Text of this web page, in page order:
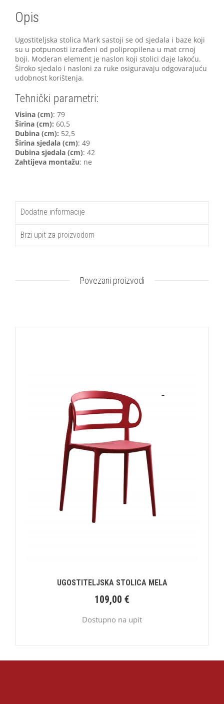
Opis
Ugostiteljska stolica Mark sastoji se od sjedala i baze koji
su u potpunosti izrađeni od polipropilena u mat crnoj
boji. Moderan element je naslon koji stolici daje lakoću.
Široko sjedalo i nasloni za ruke osiguravaju odgovarajuću
udobnost korištenja.
Tehnički parametri:
Visina (cm): 79
Širina (cm): 60,5
Dubina (cm): 52,5
Širina sjedala (cm): 49
Dubina sjedala (cm): 42
Zahtijeva montažu: ne
Dodatne informacije
Brzi upit za proizvodom
Povezani proizvodi
UGOSTITELJSKA STOLICA MELA
109,00 €
Dostupno na upit